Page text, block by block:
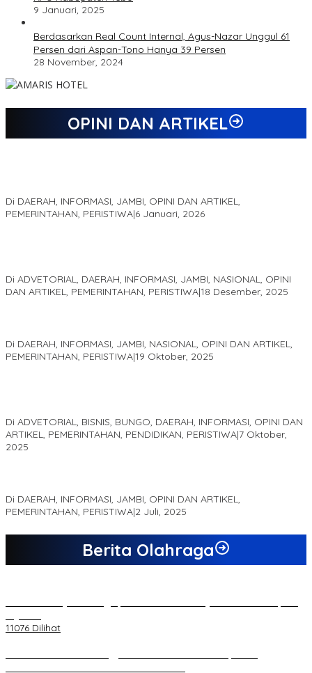
9 Januari, 2025
Berdasarkan Real Count Internal, Agus-Nazar Unggul 61
Persen dari Aspan-Tono Hanya 39 Persen
28 November, 2024
OPINI DAN ARTIKEL
Di DAERAH, INFORMASI, JAMBI, OPINI DAN ARTIKEL,
PEMERINTAHAN, PERISTIWA|6 Januari, 2026
Di ADVETORIAL, DAERAH, INFORMASI, JAMBI, NASIONAL, OPINI
DAN ARTIKEL, PEMERINTAHAN, PERISTIWA|18 Desember, 2025
Di DAERAH, INFORMASI, JAMBI, NASIONAL, OPINI DAN ARTIKEL,
PEMERINTAHAN, PERISTIWA|19 Oktober, 2025
Di ADVETORIAL, BISNIS, BUNGO, DAERAH, INFORMASI, OPINI DAN
ARTIKEL, PEMERINTAHAN, PENDIDIKAN, PERISTIWA|7 Oktober,
2025
Di DAERAH, INFORMASI, JAMBI, OPINI DAN ARTIKEL,
PEMERINTAHAN, PERISTIWA|2 Juli, 2025
Berita Olahraga
11076 Dilihat